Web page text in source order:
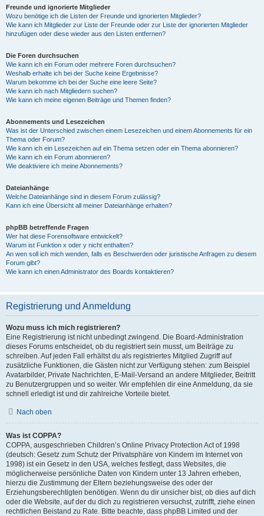
Freunde und ignorierte Mitglieder
Wozu benötige ich die Listen der Freunde und ignorierten Mitglieder?
Wie kann ich Mitglieder zur Liste der Freunde oder zur Liste der ignorierten Mitglieder
hinzufügen oder diese wieder aus den Listen entfernen?
Die Foren durchsuchen
Wie kann ich ein Forum oder mehrere Foren durchsuchen?
Weshalb erhalte ich bei der Suche keine Ergebnisse?
Warum bekomme ich bei der Suche eine leere Seite?
Wie kann ich nach Mitgliedern suchen?
Wie kann ich meine eigenen Beiträge und Themen finden?
Abonnements und Lesezeichen
Was ist der Unterschied zwischen einem Lesezeichen und einem Abonnements für ein
Thema oder Forum?
Wie kann ich ein Lesezeichen auf ein Thema setzen oder ein Thema abonnieren?
Wie kann ich ein Forum abonnieren?
Wie deaktiviere ich meine Abonnements?
Dateianhänge
Welche Dateianhänge sind in diesem Forum zulässig?
Kann ich eine Übersicht all meiner Dateianhänge erhalten?
phpBB betreffende Fragen
Wer hat diese Forensoftware entwickelt?
Warum ist Funktion x oder y nicht enthalten?
An wen soll ich mich wenden, falls es Beschwerden oder juristische Anfragen zu diesem
Forum gibt?
Wie kann ich einen Administrator des Boards kontaktieren?
Registrierung und Anmeldung
Wozu muss ich mich registrieren?
Eine Registrierung ist nicht unbedingt zwingend. Die Board-Administration
dieses Forums entscheidet, ob du registriert sein musst, um Beiträge zu
schreiben. Auf jeden Fall erhältst du als registriertes Mitglied Zugriff auf
zusätzliche Funktionen, die Gästen nicht zur Verfügung stehen: zum Beispiel
Avatarbilder, Private Nachrichten, E-Mail-Versand an andere Mitglieder, Beitritt
zu Benutzergruppen und so weiter. Wir empfehlen dir eine Anmeldung, da sie
schnell erledigt ist und dir zahlreiche Vorteile bietet.
Nach oben
Was ist COPPA?
COPPA, ausgeschrieben Children’s Online Privacy Protection Act of 1998
(deutsch: Gesetz zum Schutz der Privatsphäre von Kindern im Internet von
1998) ist ein Gesetz in den USA, welches festlegt, dass Websites, die
möglicherweise persönliche Daten von Kindern unter 13 Jahren erheben,
hierzu die Zustimmung der Eltern beziehungsweise des oder der
Erziehungsberechtigten benötigen. Wenn du dir unsicher bist, ob dies auf dich
oder die Website, auf der du dich zu registrieren versuchst, zutrifft, ziehe einen
rechtlichen Beistand zu Rate. Bitte beachte, dass phpBB Limited und der